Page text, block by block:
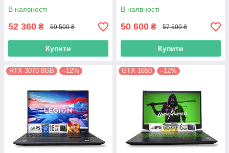
3070 8GB
В наявності
52 360 ₴ 59 500 ₴
Купити
3070 8GB
В наявності
50 600 ₴ 57 500 ₴
Купити
RTX 3070 8GB –12% GTX 1650 –12%